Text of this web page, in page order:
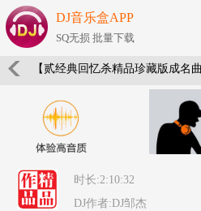
DJ音乐盒APP
SQ无损 批量下载
【贰经典回忆杀精品珍藏版成名
杰】
时长:2:10:32
DJ作者:DJ邹杰